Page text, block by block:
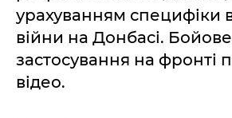
урахуванням специфіки
війни на Донбасі. Бойове
застосування на фронті
відео.